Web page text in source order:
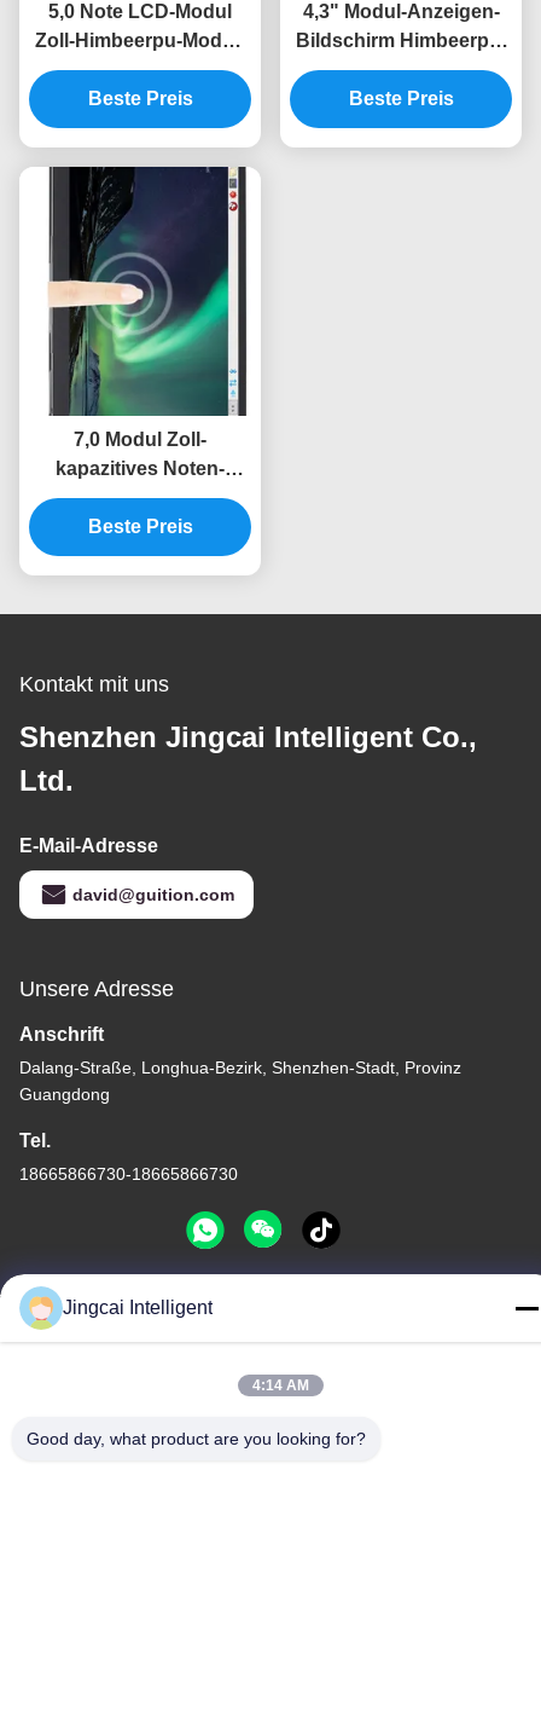
5,0 Note LCD-Modul
Zoll-Himbeerpu-Modul-
800*480 MIPI IPS TFT
DSI multi
Beste Preis
4,3" Modul-Anzeigen-
Bildschirm Himbeerpu-
Modul-800x480 MIPI IPS
TFT LCD
Beste Preis
7,0 Modul Zoll-
kapazitives Noten-
Himbeerpu-Modul-
102*600 MIPI DSI LCD
Beste Preis
Kontakt mit uns
Shenzhen Jingcai Intelligent Co.,
Ltd.
E-Mail-Adresse
david@guition.com
Unsere Adresse
Anschrift
Dalang-Straße, Longhua-Bezirk, Shenzhen-Stadt, Provinz
Guangdong
Tel.
18665866730-18665866730
Datenschutzrichtlinie
Urheberrecht © -2026 Shenzhen Jingcai Intelligent Co., Ltd. -
Jingcai Intelligent
4:14 AM
Good day, what product are you looking for?